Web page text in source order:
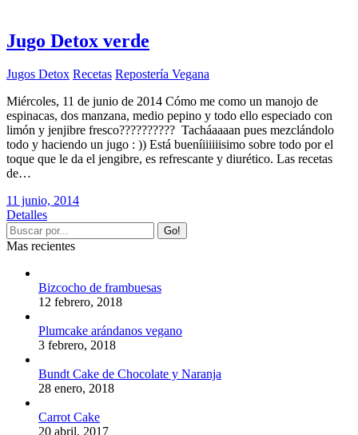
Jugo Detox verde
Jugos Detox Recetas Repostería Vegana
Miércoles, 11 de junio de 2014 Cómo me como un manojo de
espinacas, dos manzana, medio pepino y todo ello especiado con
limón y jenjibre fresco?????????? Tacháaaaan pues mezclándolo
todo y haciendo un jugo : )) Está bueníiiiiiisimo sobre todo por el
toque que le da el jengibre, es refrescante y diurético. Las recetas
de…
11 junio, 2014
Detalles
Mas recientes
Bizcocho de frambuesas
12 febrero, 2018
Plumcake arándanos vegano
3 febrero, 2018
Bundt Cake de Chocolate y Naranja
28 enero, 2018
Carrot Cake
20 abril, 2017